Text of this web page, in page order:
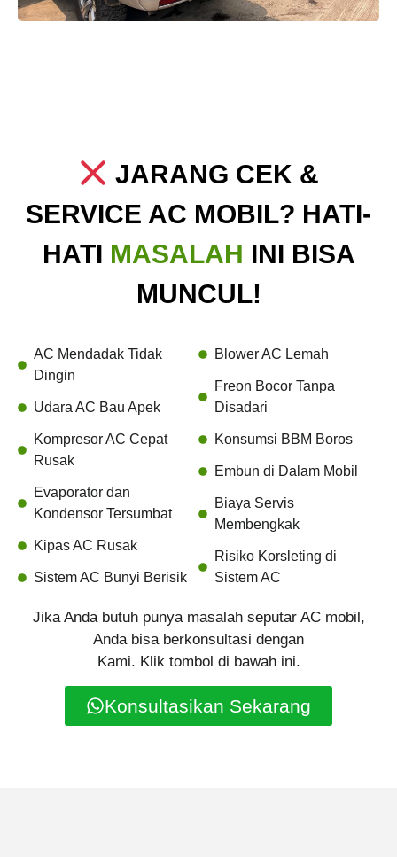
JARANG CEK &
SERVICE AC MOBIL? HATI-
HATI MASALAH INI BISA
MUNCUL!
AC Mendadak Tidak
Dingin
Udara AC Bau Apek
Kompresor AC Cepat
Rusak
Evaporator dan
Kondensor Tersumbat
Kipas AC Rusak
Sistem AC Bunyi Berisik
Blower AC Lemah
Freon Bocor Tanpa
Disadari
Konsumsi BBM Boros
Embun di Dalam Mobil
Biaya Servis
Membengkak
Risiko Korsleting di
Sistem AC
Jika Anda butuh punya masalah seputar AC mobil,
Anda bisa berkonsultasi dengan
Kami. Klik tombol di bawah ini.
Konsultasikan Sekarang